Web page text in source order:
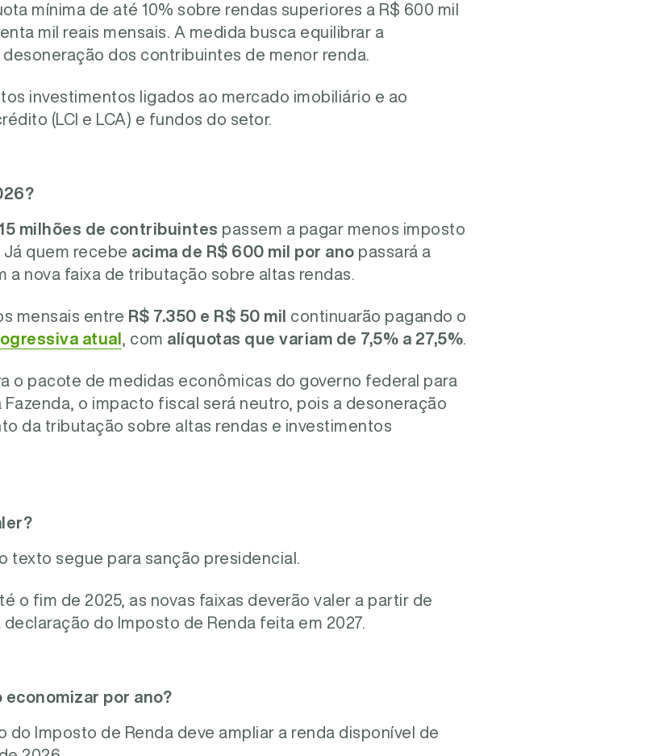
mínima de até 10% sobre rendas superiores a R$ 600 mil
mil reais mensais. A medida busca equilibrar a
dos contribuintes de menor renda.
investimentos ligados ao mercado imobiliário e ao
(LCI e LCA) e fundos do setor.
milhões de contribuintes passem a pagar menos imposto
quem recebe acima de R$ 600 mil por ano passará a
a nova faixa de tributação sobre altas rendas.
mensais entre R$ 7.350 e R$ 50 mil continuarão pagando o
atual , com alíquotas que variam de 7,5% a 27,5%
o pacote de medidas econômicas do governo federal para
o impacto fiscal será neutro, pois a desoneração
da tributação sobre altas rendas e investimentos
texto segue para sanção presidencial.
o fim de 2025, as novas faixas deverão valer a partir de
do Imposto de Renda feita em 2027.
por ano?
do Imposto de Renda deve ampliar a renda disponível de